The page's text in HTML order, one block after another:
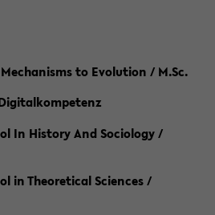
to Evolution / M.Sc.
In History And Sociology /
in Theoretical Sciences /